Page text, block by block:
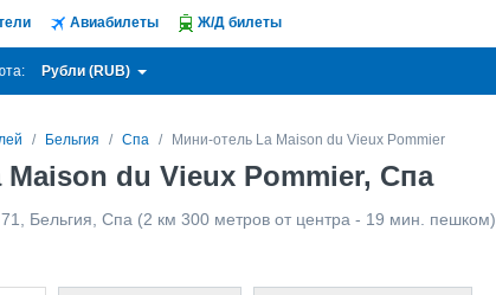
Авиабилеты Ж/Д билеты
Рубли (RUB)
Бельгия Спа Мини-отель La Maison du Vieux Pommier
du Vieux Pommier, Спа
Бельгия Спа (2 км 300 метров от центра - 19 мин. пешком)